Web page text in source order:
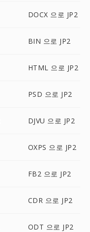
DOCX 으로 JP2
BIN 으로 JP2
HTML 으로 JP2
PSD 으로 JP2
DJVU 으로 JP2
OXPS 으로 JP2
FB2 으로 JP2
CDR 으로 JP2
ODT 으로 JP2